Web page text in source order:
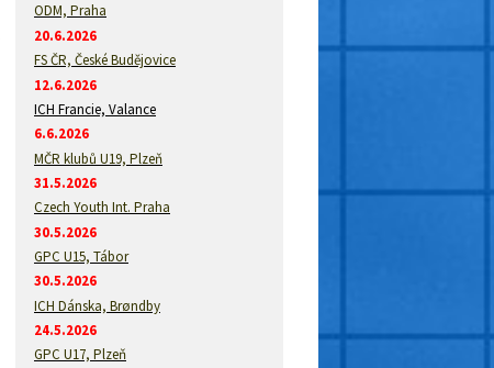
ODM, Praha
20.6.2026
FS ČR, České Budějovice
12.6.2026
ICH Francie, Valance
6.6.2026
MČR klubů U19, Plzeň
31.5.2026
Czech Youth Int. Praha
30.5.2026
GPC U15, Tábor
30.5.2026
ICH Dánska, Brøndby
24.5.2026
GPC U17, Plzeň